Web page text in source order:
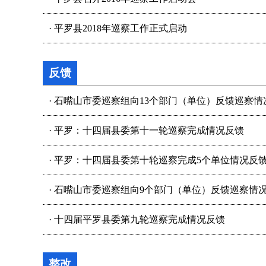
· 平罗县2018年巡察工作正式启动
反馈
· 石嘴山市委巡察组向13个部门（单位）反馈巡察情
· 平罗：十四届县委第十一轮巡察完成情况反馈
· 平罗：十四届县委第十轮巡察完成5个单位情况反
· 石嘴山市委巡察组向9个部门（单位）反馈巡察情
· 十四届平罗县委第九轮巡察完成情况反馈